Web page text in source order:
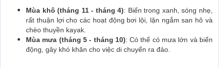
Mùa khô (tháng 11 - tháng 4): Biển trong xanh, sóng nhẹ,
rất thuận lợi cho các hoạt động bơi lội, lặn ngắm san hô và
chèo thuyền kayak.
Mùa mưa (tháng 5 - tháng 10): Có thể có mưa lớn và biển
động, gây khó khăn cho việc di chuyển ra đảo.